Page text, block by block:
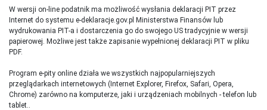
W wersji on-line podatnik ma możliwość wysłania deklaracji PIT przez
Internet do systemu e-deklaracje.gov.pl Ministerstwa Finansów lub
wydrukowania PIT-a i dostarczenia go do swojego US tradycyjnie w wersji
papierowej. Możliwe jest także zapisanie wypełnionej deklaracji PIT w pliku
PDF.
Program e-pity online działa we wszystkich najpopularniejszych
przeglądarkach internetowych (Internet Explorer, Firefox, Safari, Opera,
Chrome) zarówno na komputerze, jaki i urządzeniach mobilnych - telefon lub
tablet..